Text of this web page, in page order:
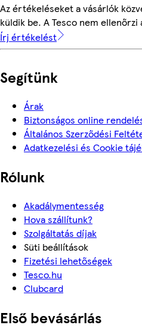
Az értékeléseket a vásárlók
küldik be. A Tesco nem
Írj értékelést
Segítünk
Árak
Biztonságos online
Általános Szerződési
Adatkezelési és Cookie
Rólunk
Akadálymentesség
Hova szállítunk?
Szolgáltatás díjak
Süti beállítások
Fizetési lehetőségek
Tesco.hu
Clubcard
Első bevásárlás